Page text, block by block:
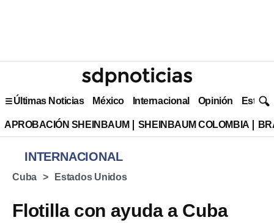
Últimas Noticias México Internacional Opinión Estilo
APROBACIÓN SHEINBAUM SHEINBAUM COLOMBIA
INTERNACIONAL
Cuba Estados Unidos
Flotilla con ayuda a Cuba